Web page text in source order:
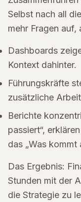
Selbst nach all
mehr Fragen auf,
Dashboards
Kontext dahinter.
Führungskräfte
zusätzliche
Berichte
passiert“,
das „Was kommt
Das Ergebnis:
Stunden mit der
die Strategie zu